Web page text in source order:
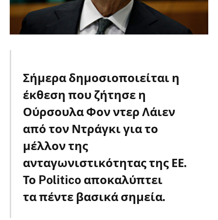
Σήμερα δημοσιοποιείται η
έκθεση που ζήτησε η
Ούρσουλα Φον ντερ Λάιεν
από τον Ντράγκι για το
μέλλον της
ανταγωνιστικότητας της ΕΕ.
Το Politico αποκαλύπτει
τα πέντε βασικά σημεία.